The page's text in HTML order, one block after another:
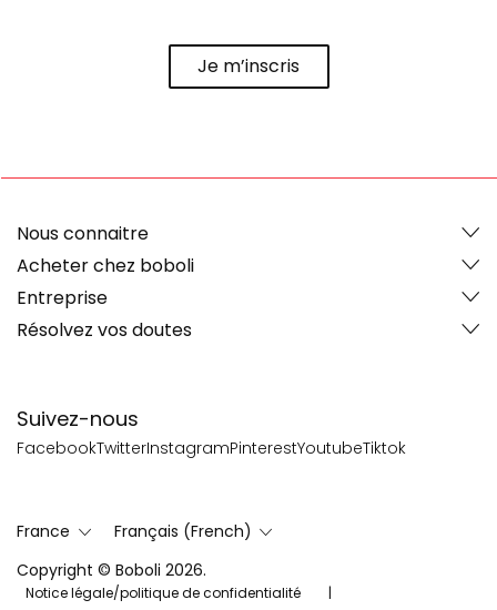
Je m’inscris
Suivez-nous
FacebookTwitterInstagramPinterestYoutubeTiktok
Nous connaitre
Acheter chez boboli
Entreprise
Résolvez vos doutes
France
Français (French)
Copyright © Boboli 2026.
Notice légale/politique de confidentialité